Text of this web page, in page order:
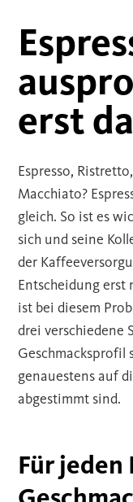
erst
Espresso,
Macchiato?
gleich. So ist es
sich und seine
der
Entscheidung erst
ist bei diesem
drei verschiedene
Geschmacksprofil
genauestens auf
abgestimmt sind.
Für jeden